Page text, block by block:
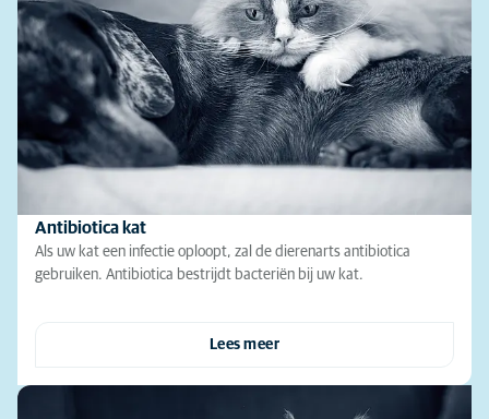
Antibiotica kat
Als uw kat een infectie oploopt, zal de dierenarts antibiotica
gebruiken. Antibiotica bestrijdt bacteriën bij uw kat.
Lees meer